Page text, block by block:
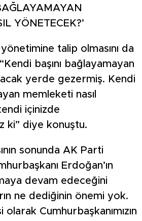
YÖNETECEK?’
talip olmasını da
başını bağlayamayan
yerde gezermiş. Kendi
memleketi nasıl
içinizde
ki” diye konuştu.
sonunda AK Parti
Erdoğan’ın
devam edeceğini
ne dediğinin önemi yok.
Cumhurbaşkanımızın